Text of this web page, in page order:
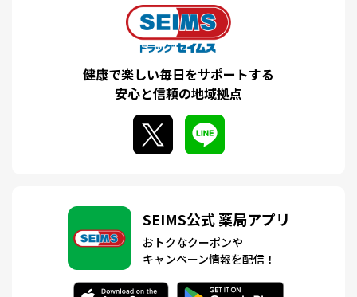
健康で楽しい毎日をサポートする
安心と信頼の地域拠点
SEIMS公式 薬局アプリ
おトクなクーポンや
キャンペーン情報を配信！